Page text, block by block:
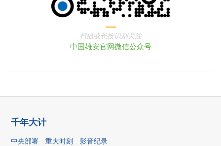
扫描或长按识别关注
中国雄安官网微信公众号
千年大计
中央部署 重大时刻 影音纪录